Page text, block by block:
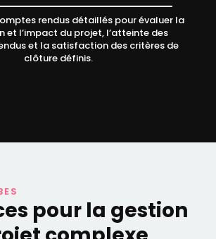
rendus détaillés pour évaluer la
et l’impact du projet, l’atteinte des
et la satisfaction des critères de
clôture définis.
pour la gestion